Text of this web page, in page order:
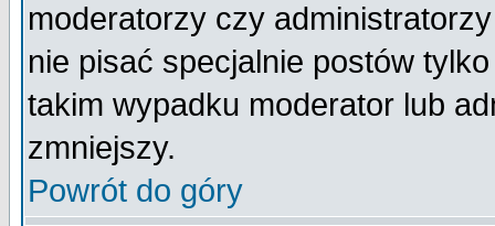
moderatorzy czy
nie pisać specjalnie postów
takim wypadku moderator lub
zmniejszy.
Powrót do góry